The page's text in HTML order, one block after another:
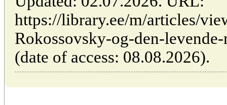
https://library.ee/m/articles/
Rokossovsky-og-den-
(date of access: 08.08.2026).